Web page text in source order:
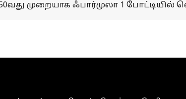
முறையாக ஃபார்முலா 1 போட்டியில்